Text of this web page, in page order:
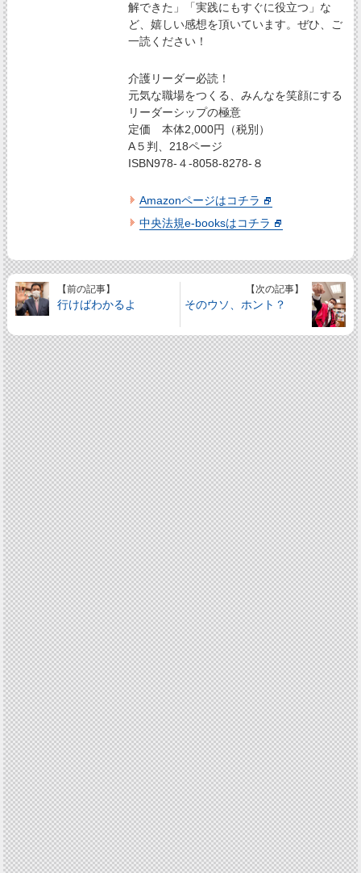
解できた」「実践にもすぐに役立つ」な
ど、嬉しい感想を頂いています。ぜひ、ご
一読ください！
介護リーダー必読！
元気な職場をつくる、みんなを笑顔にする
リーダーシップの極意
定価 本体2,000円（税別）
A５判、218ページ
ISBN978-４-8058-8278-８
Amazonページはコチラ
中央法規e-booksはコチラ
【前の記事】
行けばわかるよ
【次の記事】
そのウソ、ホント？